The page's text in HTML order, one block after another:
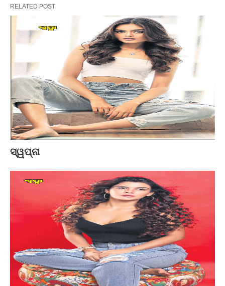
RELATED POST
ସ୍ୱପ୍ନା